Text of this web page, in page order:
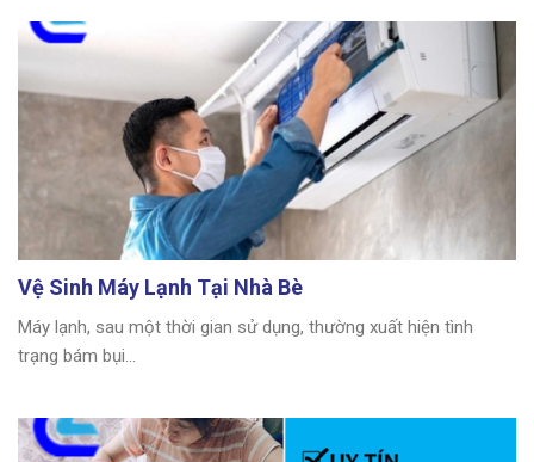
Vệ Sinh Máy Lạnh Tại Nhà Bè
Máy lạnh, sau một thời gian sử dụng, thường xuất hiện tình
trạng bám bụi...